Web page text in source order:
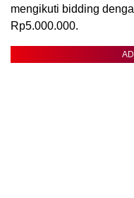
mengikuti bidding
Rp5.000.000.